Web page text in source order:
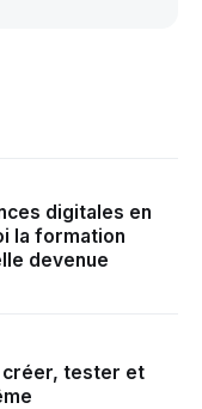
digitales en
la formation
devenue
créer, tester et